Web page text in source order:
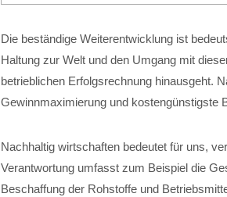
Die beständige Weiterentwicklung ist
Haltung zur Welt und den Umgang mit
betrieblichen Erfolgsrechnung hinausgeht.
Gewinnmaximierung und kostengünstigste
Nachhaltig wirtschaften bedeutet für uns,
Verantwortung umfasst zum Beispiel die
Beschaffung der Rohstoffe und